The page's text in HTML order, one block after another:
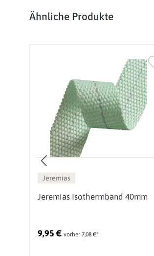
Produktgalerie überspringen
Ähnliche Produkte
Jeremias
Jeremias Isothermband 40mm
9,95 € vorher 7,08 €*